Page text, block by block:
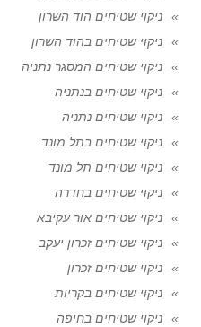
ניקוי שטיחים הוד השרון
ניקוי שטיחים בהוד השרון
ניקוי שטיחים המסגר נתניה
ניקוי שטיחים בנתניה
ניקוי שטיחים נתניה
ניקוי שטיחים בתל מונד
ניקוי שטיחים תל מונד
ניקוי שטיחים בחדרה
ניקוי שטיחים אור עקיבא
ניקוי שטיחים זכרון יעקב
ניקוי שטיחים זכרון
ניקוי שטיחים בקריות
ניקוי שטיחים בחיפה